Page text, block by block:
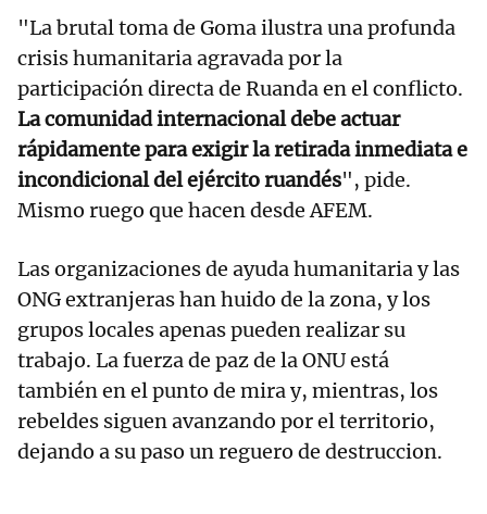
"La brutal toma de Goma ilustra una profunda
crisis humanitaria agravada por la
participación directa de Ruanda en el conflicto.
La comunidad internacional debe actuar
rápidamente para exigir la retirada inmediata e
incondicional del ejército ruandés", pide.
Mismo ruego que hacen desde AFEM.
Las organizaciones de ayuda humanitaria y las
ONG extranjeras han huido de la zona, y los
grupos locales apenas pueden realizar su
trabajo. La fuerza de paz de la ONU está
también en el punto de mira y, mientras, los
rebeldes siguen avanzando por el territorio,
dejando a su paso un reguero de destruccion.